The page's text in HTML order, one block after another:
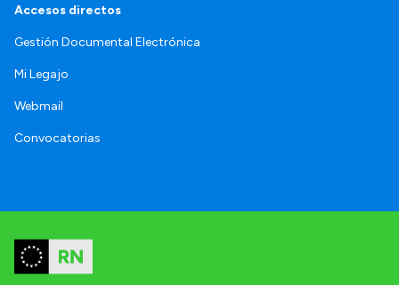
Accesos directos
Gestión Documental Electrónica
Mi Legajo
Webmail
Convocatorias